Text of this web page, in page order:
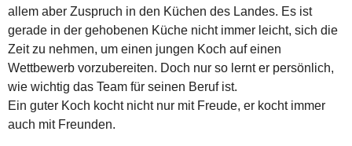
allem aber Zuspruch in den Küchen des Landes. Es ist
gerade in der gehobenen Küche nicht immer leicht, sich die
Zeit zu nehmen, um einen jungen Koch auf einen
Wettbewerb vorzubereiten. Doch nur so lernt er persönlich,
wie wichtig das Team für seinen Beruf ist.
Ein guter Koch kocht nicht nur mit Freude, er kocht immer
auch mit Freunden.